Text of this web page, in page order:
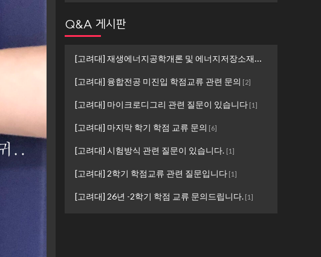
Q&A 게시판
[고려대] 재생에너지공학개론 및 에너지저장소재설계 ...
[고려대] 융합전공 미진입 학점교류 관련 문의 [2]
[고려대] 마이크로디그리 관련 질문이 있습니다[1]
[고려대] 마지막 학기 학점 교류 문의 [6]
[고려대] 시험방식 관련 질문이 있습니다. [1]
[고려대] 2학기 학점교류 관련 질문입니다[1]
[고려대] 26년 -2학기 학점 교류 문의드립니다.[1]